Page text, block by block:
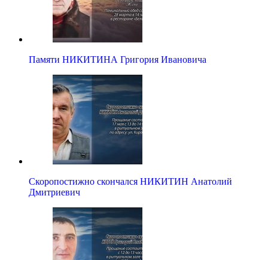
Памяти НИКИТИНА Григория Ивановича
Скоропостижно скончался НИКИТИН Анатолий
Дмитриевич